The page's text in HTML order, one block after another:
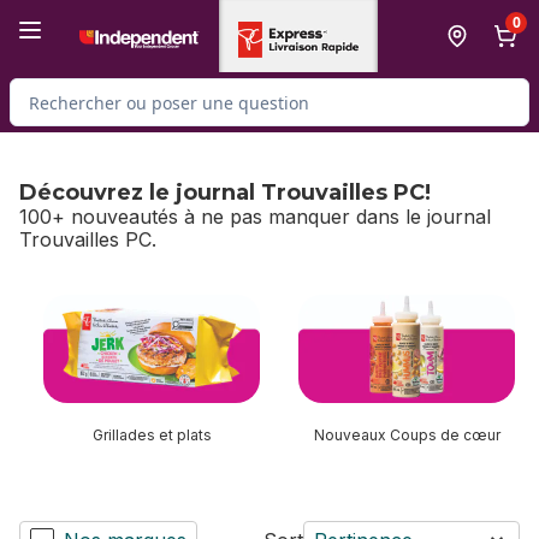
0
Rechercher des produits
Découvrez le journal Trouvailles PC!
100+ nouveautés à ne pas manquer dans le journal
Trouvailles PC.
sauter Découvrez le journal Trouvailles PC!
Grillades et plats Nouveaux Coups de cœur